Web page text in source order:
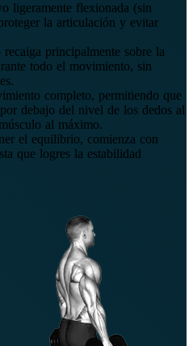
ligeramente flexionada (sin
la articulación y evitar
principalmente sobre la
todo el movimiento, sin
completo, permitiendo que
debajo del nivel de los dedos al
al máximo.
el equilibrio, comienza con
que logres la estabilidad